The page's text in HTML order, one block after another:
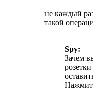
не каждый
такой
Spy:
Зачем